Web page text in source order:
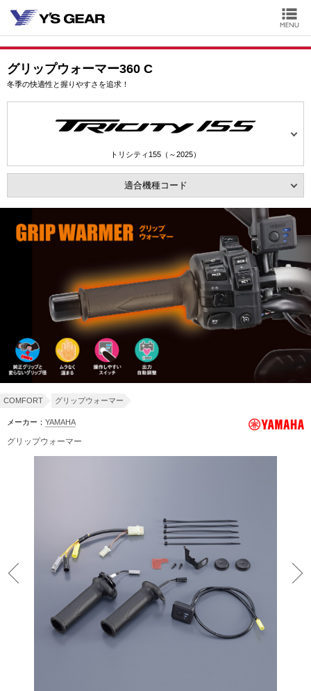
グリップウォーマー360 C
冬季の快適性と握りやすさを追求！
トリシティ155（～2025）
適合機種コード
COMFORT グリップウォーマー
メーカー： YAMAHA
グリップウォーマー